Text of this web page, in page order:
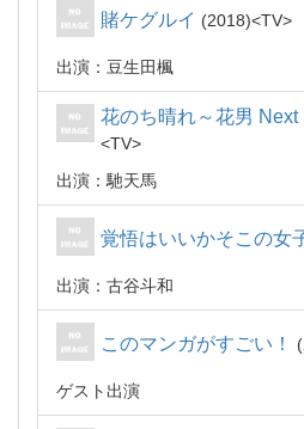
賭ケグルイ 2018 TV
出演：豆生田楓
花のち晴れ～花男 Next
TV
出演：馳天馬
覚悟はいいかそこの女
出演：古谷斗和
このマンガがすごい！
ゲスト出演